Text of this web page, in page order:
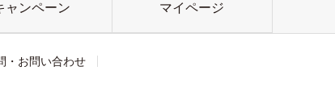
ャンペーン マイページ
・お問い合わせ